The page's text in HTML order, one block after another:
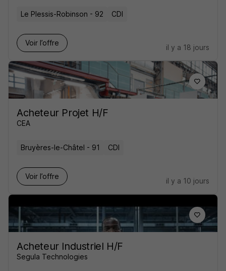
Le Plessis-Robinson - 92 CDI
Voir l’offre
il y a 18 jours
Acheteur Projet H/F
CEA
Bruyères-le-Châtel - 91 CDI
Voir l’offre
il y a 10 jours
Acheteur Industriel H/F
Segula Technologies